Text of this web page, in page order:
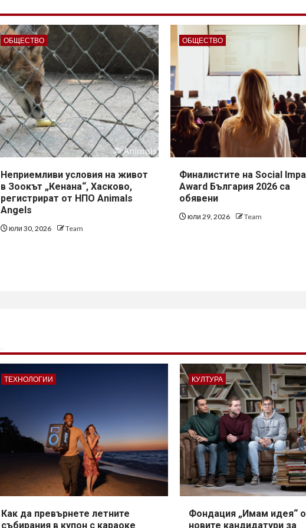
ОБЩЕСТВО
Неприемливи условия на живот
в Зоокът „Кенана“, Хасково,
регистрират от НПО Animals
Angels
юли 30, 2026 Team
ОБЩЕСТВО
Финалистите на Social
Award България 2026 са
обявени
юли 29, 2026 Team
ТЕХНОЛОГИИ
Как да превърнете летните
събирания в купон с караоке
КУЛТУРА
Фондация „Имам идея“
новите кандидатури за